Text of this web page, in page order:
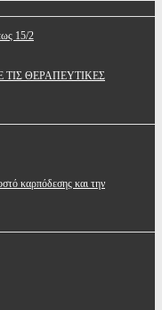
15/2
ΘΕΡΑΠΕΥΤΙΚΕΣ
καρπόδεσης και την